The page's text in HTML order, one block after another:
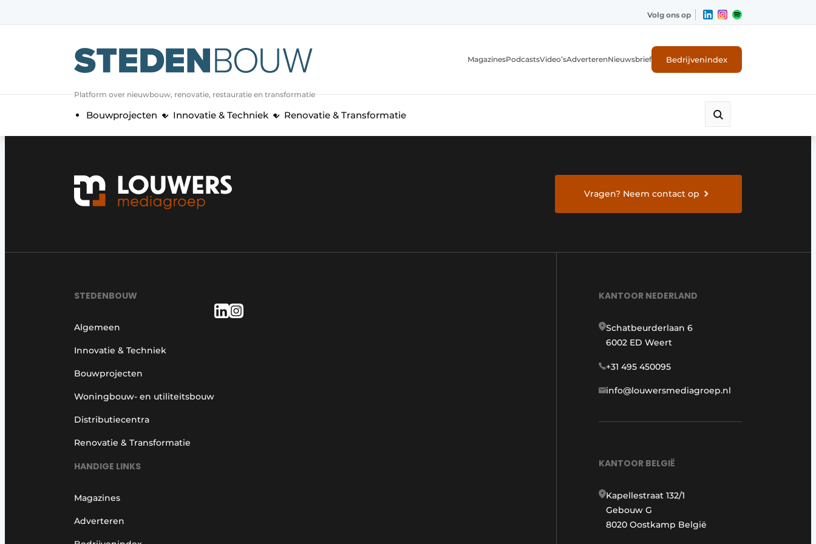
Algemene voorwaarden
authlogoff logon
Bedrijven
Evenement aanmelden
Home
Privacy / Cookie statement
story
Vacature aanmelden
Vacatures
Volg ons op
Platform over nieuwbouw, renovatie, restauratie en transformatie
MagazinesPodcastsVideo’sAdverterenNieuwsbrief Bedrijvenindex
Bouwprojecten Innovatie & Techniek Renovatie & Transformatie
Vragen? Neem contact op
STEDENBOUW
Algemeen
Innovatie & Techniek
Bouwprojecten
Woningbouw- en utiliteitsbouw
Distributiecentra
Renovatie & Transformatie
HANDIGE LINKS
Magazines
Adverteren
KANTOOR NEDERLAND
Schatbeurderlaan 6
6002 ED Weert
+31 495 450095
info@louwersmediagroep.nl
KANTOOR BELGIË
Kapellestraat 132/1
Gebouw G
8020 Oostkamp België